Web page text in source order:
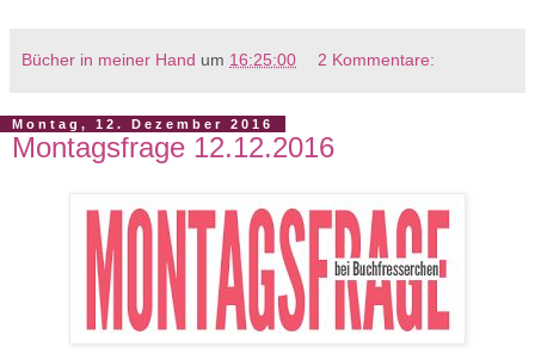
Bücher in meiner Hand um 16:25:00 2 Kommentare:
Montag, 12. Dezember 2016
Montagsfrage 12.12.2016